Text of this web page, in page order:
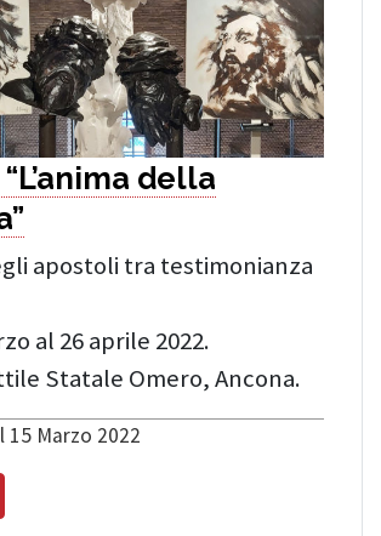
della
apostoli tra testimonianza
al 26 aprile 2022.
Statale Omero, Ancona.
15 Marzo 2022